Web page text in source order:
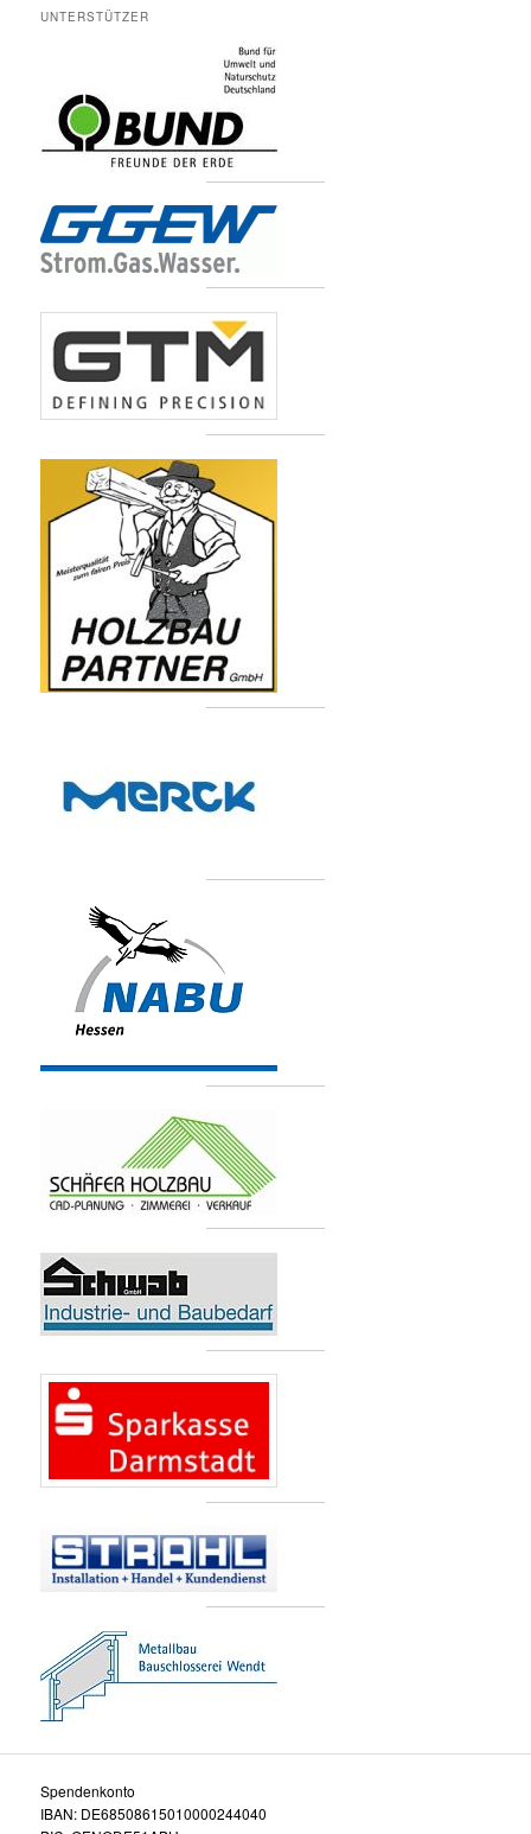
UNTERSTÜTZER
Spendenkonto
IBAN: DE68508615010000244040